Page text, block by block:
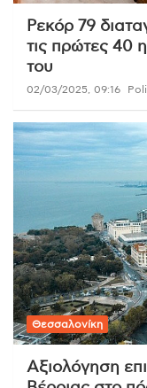
Ρεκόρ 79
τις πρώτες 40
του
02/03/2025, 09:16
Θεσσαλονίκη
Αξιολόγηση